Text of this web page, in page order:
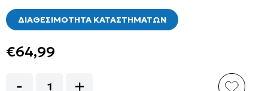
ΔΙΑΘΕΣΙΜΟΤΗΤΑ ΚΑΤΑΣΤΗΜΑΤΩΝ
€64,99